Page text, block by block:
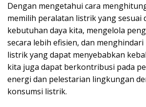
Dengan mengetahui cara
memilih peralatan listrik yang sesuai
kebutuhan daya kita, mengelola
secara lebih efisien, dan
listrik yang dapat menyebabkan
kita juga dapat berkontribusi pada
energi dan pelestarian lingkungan
konsumsi listrik.